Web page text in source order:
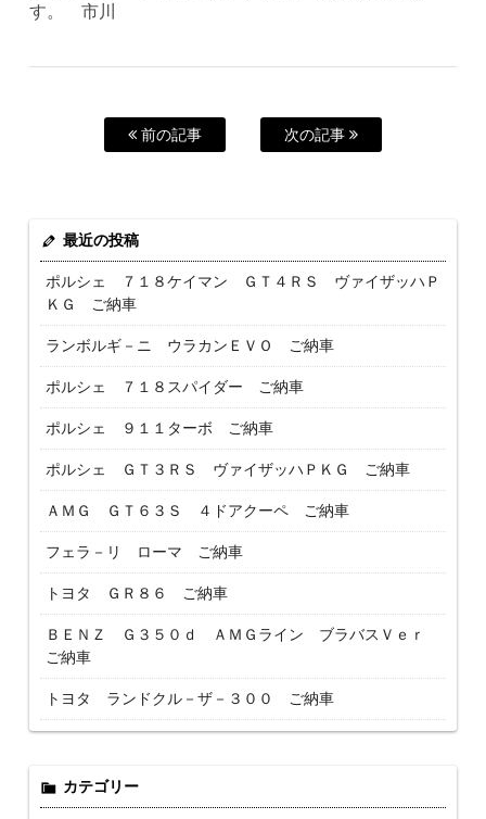
す。 市川
前の記事 次の記事
最近の投稿
ポルシェ ７１８ケイマン ＧＴ４ＲＳ ヴァイザッハＰ
ＫＧ ご納車
ランボルギ－ニ ウラカンＥＶＯ ご納車
ポルシェ ７１８スパイダー ご納車
ポルシェ ９１１ターボ ご納車
ポルシェ ＧＴ３ＲＳ ヴァイザッハＰＫＧ ご納車
ＡＭＧ ＧＴ６３Ｓ ４ドアクーペ ご納車
フェラ－リ ローマ ご納車
トヨタ ＧＲ８６ ご納車
ＢＥＮＺ Ｇ３５０ｄ ＡＭＧライン ブラバスＶｅｒ
ご納車
トヨタ ランドクル－ザ－３００ ご納車
カテゴリー